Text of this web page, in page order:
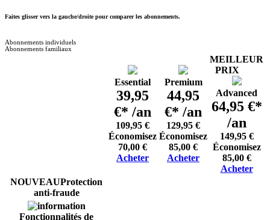
Faites glisser vers la gauche/droite pour comparer les abonnements.
Abonnements individuels
Abonnements familiaux
Essential
39,95
€* /an
109,95 €
Économisez
70,00 €
Acheter
Premium
44,95
€* /an
129,95 €
Économisez
85,00 €
Acheter
MEILLEUR
PRIX
Advanced
64,95 €*
/an
149,95 €
Économisez
85,00 €
Acheter
Protection
anti-fraude
Fonctionnalités de